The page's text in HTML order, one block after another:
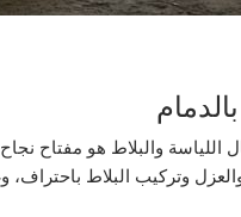
اللياسة والبلاط هو مفتاح
وتركيب البلاط